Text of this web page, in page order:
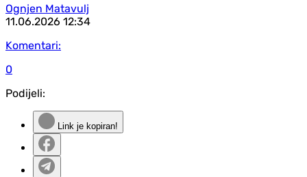
Ognjen Matavulj
11.06.2026 12:34
Komentari:
0
Podijeli:
Link je kopiran!